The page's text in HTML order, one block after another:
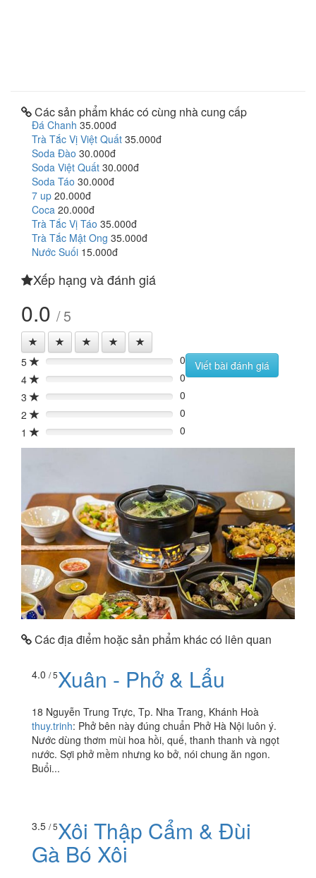
Các sản phẩm khác có cùng nhà cung cấp
Đá Chanh 35.000đ
Trà Tắc Vị Việt Quất 35.000đ
Soda Đào 30.000đ
Soda Việt Quất 30.000đ
Soda Táo 30.000đ
7 up 20.000đ
Coca 20.000đ
Trà Tắc Vị Táo 35.000đ
Trà Tắc Mật Ong 35.000đ
Nước Suối 15.000đ
Xếp hạng và đánh giá
0.0 / 5
5 0%
0
4
0%
0
3
0%
0
2
0%
0
1
0% 0
Viết bài đánh giá
Các địa điểm hoặc sản phẩm khác có liên quan
4.0 / 5Xuân - Phở & Lẩu
18 Nguyễn Trung Trực, Tp. Nha Trang, Khánh Hoà
thuy.trinh: Phở bên này đúng chuẩn Phở Hà Nội luôn ý.
Nước dùng thơm mùi hoa hồi, quế, thanh thanh và ngọt
nước. Sợi phở mềm nhưng ko bở, nói chung ăn ngon.
Buổi...
3.5 / 5Xôi Thập Cẩm & Đùi
Gà Bó Xôi